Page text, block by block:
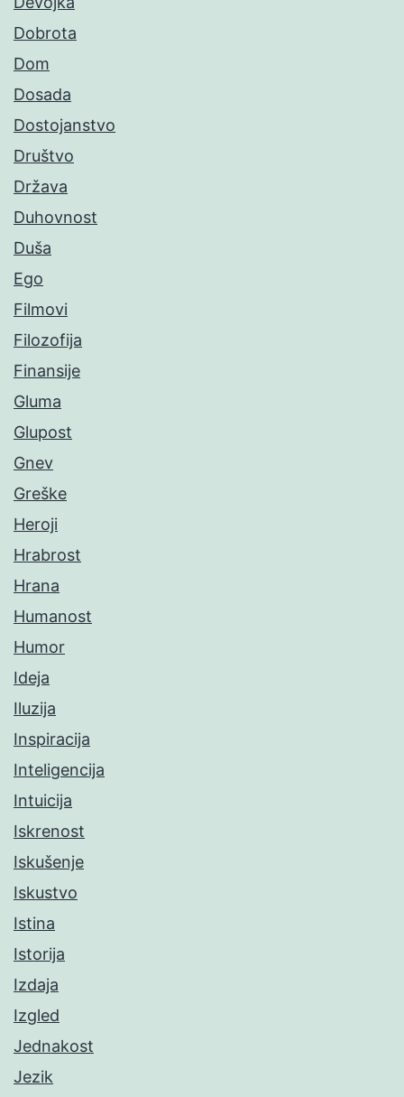
Dobrota
Dom
Dosada
Dostojanstvo
Društvo
Država
Duhovnost
Duša
Ego
Filmovi
Filozofija
Finansije
Gluma
Glupost
Gnev
Greške
Heroji
Hrabrost
Hrana
Humanost
Humor
Ideja
Iluzija
Inspiracija
Inteligencija
Intuicija
Iskrenost
Iskušenje
Iskustvo
Istina
Istorija
Izdaja
Izgled
Jednakost
Jezik